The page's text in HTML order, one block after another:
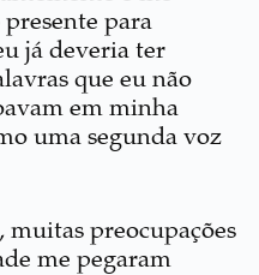
para
já deveria ter
que eu não
em minha
uma segunda voz
preocupações
me pegaram